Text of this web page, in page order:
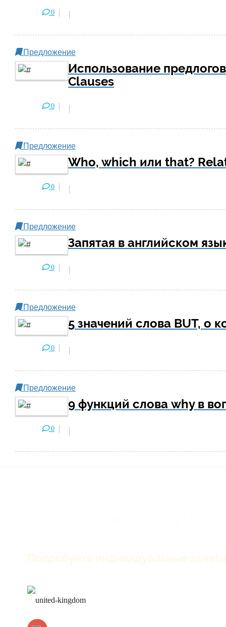
0
Предложение
Использование
Clauses
0
Предложение
Who, which или that?
0
Предложение
Запятая в английском
0
Предложение
5 значений слова BUT, о
0
Предложение
9 функций слова why в
0
Попробуйте индивидуальные